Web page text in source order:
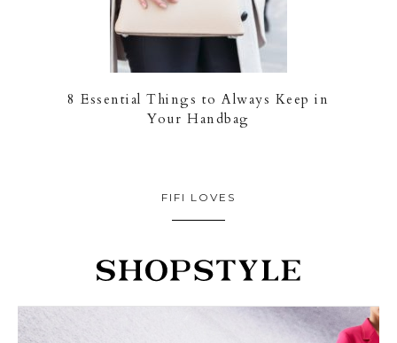
8 Essential Things to Always Keep in
Your Handbag
FIFI LOVES